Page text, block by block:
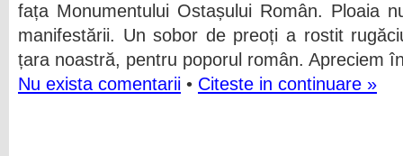
fața Monumentului Ostașului Român. Ploaia
manifestării. Un sobor de preoți a rostit
țara noastră, pentru poporul român. Apreciem
Nu exista comentarii • Citeste in continuare »